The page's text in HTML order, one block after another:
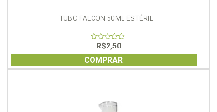
TUBO FALCON 50ML ESTÉRIL
of
5
R$2,50
COMPRAR